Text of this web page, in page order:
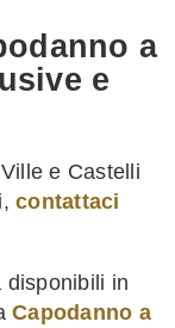
a
e
e Castelli
contattaci
disponibili in
Capodanno a